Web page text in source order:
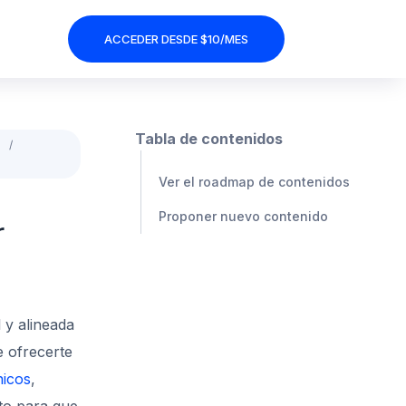
ACCEDER DESDE $10/MES
alineada
ofrecerte
,
Tabla de contenidos
Ver el roadmap de contenidos
Proponer nuevo contenido